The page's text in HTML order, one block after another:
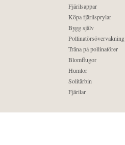
Fjärilsappar
Köpa fjärilsprylar
Bygg själv
Pollinatörsövervakning
Träna på pollinatörer
Blomflugor
Humlor
Solitärbin
Fjärilar